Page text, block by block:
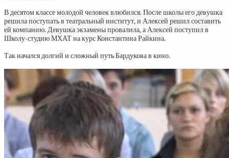
В десятом классе молодой человек влюбился. После школы его девушка
решила поступать в театральный институт, и Алексей решил составить
ей компанию. Девушка экзамены провалила, а Алексей поступил в
Школу-студию МХАТ на курс Константина Райкина.
Так начался долгий и сложный путь Бардукова в кино.